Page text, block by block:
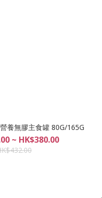
母貓營養無膠主食罐 80G/165G
~ HK$380.00